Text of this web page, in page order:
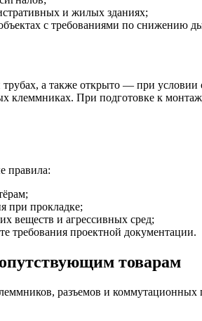
и жилых зданиях;
с требованиями по снижению
трубах, а также открыто — при
При подготовке к
правила:
при прокладке;
веществ и агрессивных сред;
требования проектной документации.
товарам
разъемов и